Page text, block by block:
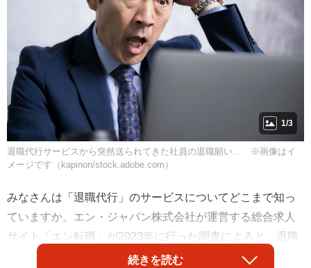
1/3
退職代行サービスから突然送られてきた社員の退職願い… ※画像はイ
メージです（kapinon/stock.adobe.com）
みなさんは「退職代行」のサービスについてどこまで知っ
ていますか。エン・ジャパン株式会社が運営する総合求人
サイト「エン転職」が2023年に行った調査によると、退職
代行サービスの認知度は72%であった一方で、実際に利用
続きを読む